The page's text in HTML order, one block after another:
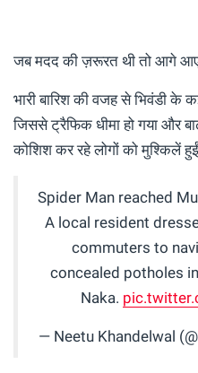
जब मदद की ज़रूरत थी तो आगे
भारी बारिश की वजह से भिवंडी के
जिससे ट्रैफिक धीमा हो गया और
कोशिश कर रहे लोगों को मुश्किलें
Spider Man reached
A local resident
commuters to
concealed potholes
Naka.
— Neetu Khandelwal